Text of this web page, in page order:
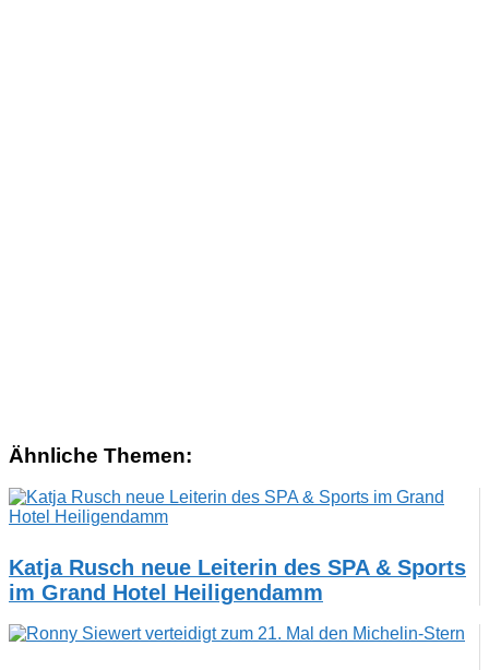
Ähnliche Themen:
Katja Rusch neue Leiterin des SPA & Sports
im Grand Hotel Heiligendamm